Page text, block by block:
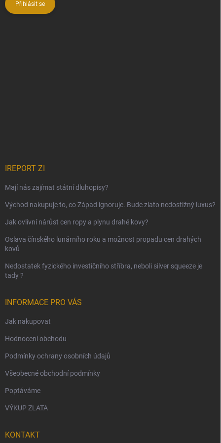
Přihlásit se
IREPORT ZI
Mají nás zajímat státní dluhopisy?
Východ nakupuje to, co Západ ignoruje. Bude zlato nedostižný luxus?
Jak ovlivní nárůst cen ropy a plynu drahé kovy?
Oslava čínského lunárního roku a možnost propadu cen drahých
kovů
Nedostatek fyzického investičního stříbra, neboli silver squeeze je
tady ?
INFORMACE PRO VÁS
Jak nakupovat
Hodnocení obchodu
Podmínky ochrany osobních údajů
Všeobecné obchodní podmínky
Poptáváme
VÝKUP ZLATA
KONTAKT